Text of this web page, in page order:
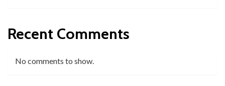
Recent Comments
No comments to show.